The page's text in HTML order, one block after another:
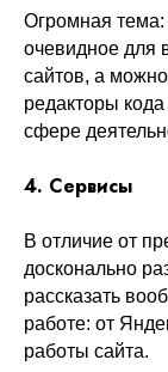
Огромная тема:
очевидное для
сайтов, а
редакторы
сфере
4. Сервисы
В отличие от
досконально
рассказать
работе: от
работы сайта.